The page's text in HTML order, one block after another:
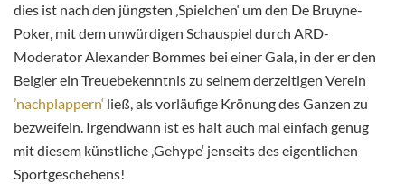
dies ist nach den jüngsten ‚Spielchen‘ um den De Bruyne-
Poker, mit dem unwürdigen Schauspiel durch ARD-
Moderator Alexander Bommes bei einer Gala, in der er den
Belgier ein Treuebekenntnis zu seinem derzeitigen Verein
’nachplappern‘ ließ, als vorläufige Krönung des Ganzen zu
bezweifeln. Irgendwann ist es halt auch mal einfach genug
mit diesem künstliche ‚Gehype‘ jenseits des eigentlichen
Sportgeschehens!